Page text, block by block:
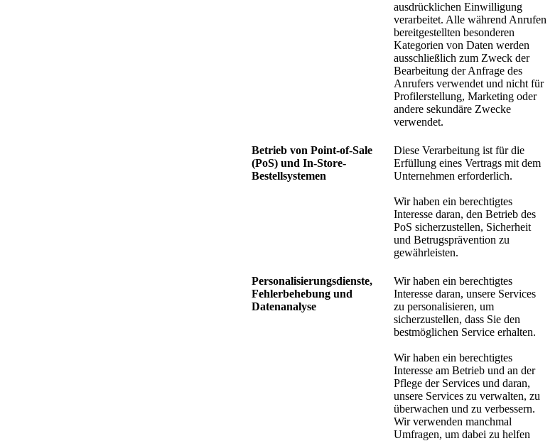
ausdrücklichen Einwilligung
verarbeitet. Alle während Anrufen
bereitgestellten besonderen
Kategorien von Daten werden
ausschließlich zum Zweck der
Bearbeitung der Anfrage des
Anrufers verwendet und nicht für
Profilerstellung, Marketing oder
andere sekundäre Zwecke
verwendet.
Betrieb von Point-of-Sale
(PoS) und In-Store-
Bestellsystemen
Diese Verarbeitung ist für die
Erfüllung eines Vertrags mit dem
Unternehmen erforderlich.
Wir haben ein berechtigtes
Interesse daran, den Betrieb des
PoS sicherzustellen, Sicherheit
und Betrugsprävention zu
gewährleisten.
Personalisierungsdienste,
Fehlerbehebung und
Datenanalyse
Wir haben ein berechtigtes
Interesse daran, unsere Services
zu personalisieren, um
sicherzustellen, dass Sie den
bestmöglichen Service erhalten.
Wir haben ein berechtigtes
Interesse am Betrieb und an der
Pflege der Services und daran,
unsere Services zu verwalten, zu
überwachen und zu verbessern.
Wir verwenden manchmal
Umfragen, um dabei zu helfen